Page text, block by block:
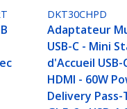
DKT30CHPD
Adaptateur
USB-C - Mini
d'Accueil USB-
HDMI - 60W
Delivery